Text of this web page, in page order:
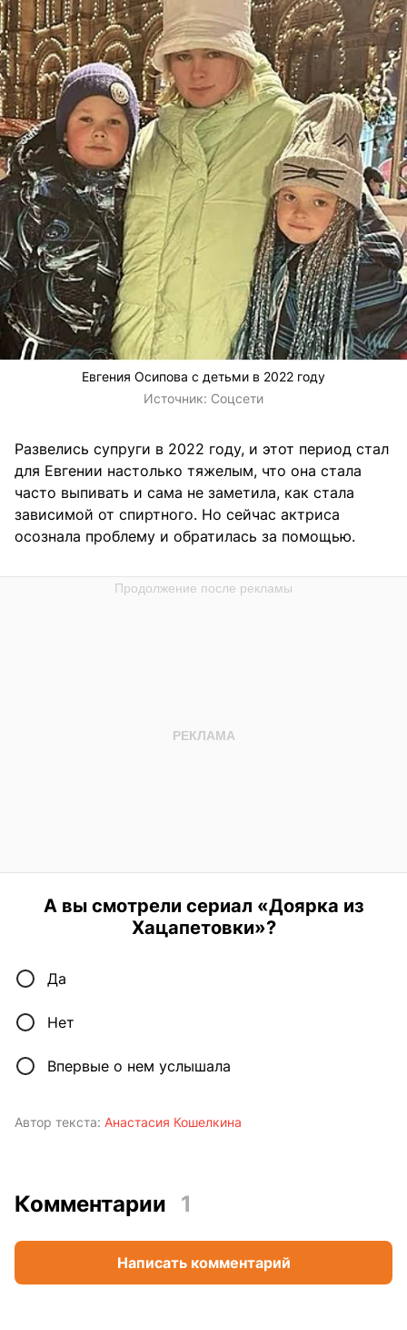
Евгения Осипова с детьми в 2022 году
Источник: Соцсети
Развелись супруги в 2022 году, и этот период стал
для Евгении настолько тяжелым, что она стала
часто выпивать и сама не заметила, как стала
зависимой от спиртного. Но сейчас актриса
осознала проблему и обратилась за помощью.
А вы смотрели сериал «Доярка из
Хацапетовки»?
Да
Нет
Впервые о нем услышала
Автор текста: Анастасия Кошелкина
Комментарии 1
Написать комментарий